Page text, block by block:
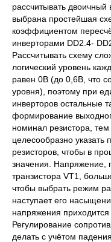
рассчитывать
выбрана простейшая
коэффициентом
инверторами DD2.4-
Рассчитывать схему
логический уровень
равен 0В (до 0,6В, что
уровня), поэтому при
инверторов остальные
формирование
номинал резистора,
целесообразно
резисторов, чтобы в
значения. Напряжение,
транзистора VT1,
чтобы выбрать режим
наступает его
напряжения
Регулирование
делать с учётом